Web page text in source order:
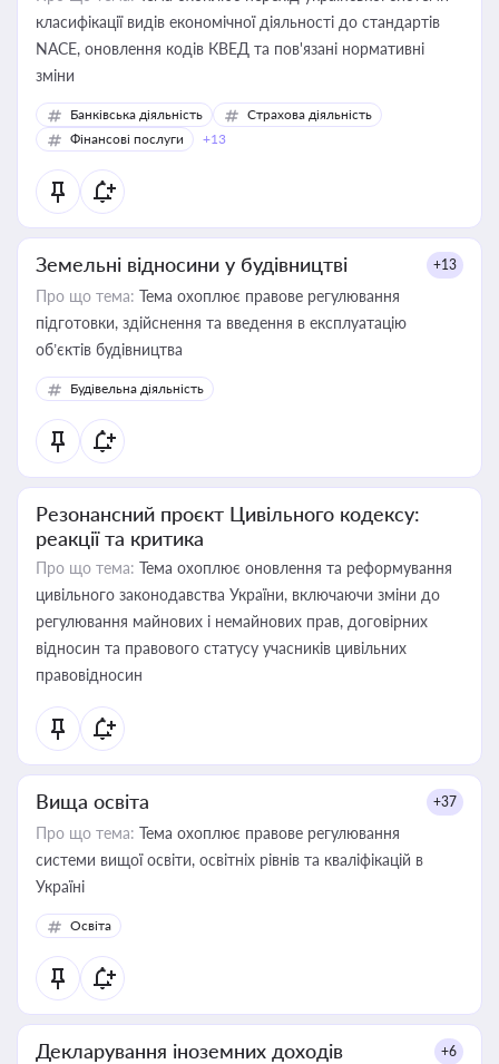
класифікації видів економічної діяльності до стандартів
NACE, оновлення кодів КВЕД та пов'язані нормативні
зміни
Банківська діяльність
Страхова діяльність
Фінансові послуги
+13
Земельні відносини у будівництві +13
Про що тема: Тема охоплює правове регулювання
підготовки, здійснення та введення в експлуатацію
об’єктів будівництва
Будівельна діяльність
Резонансний проєкт Цивільного кодексу:
реакції та критика
Про що тема: Тема охоплює оновлення та реформування
цивільного законодавства України, включаючи зміни до
регулювання майнових і немайнових прав, договірних
відносин та правового статусу учасників цивільних
правовідносин
Вища освіта +37
Про що тема: Тема охоплює правове регулювання
системи вищої освіти, освітніх рівнів та кваліфікацій в
Україні
Освіта
Декларування іноземних доходів +6